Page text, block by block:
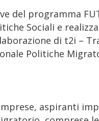
del programma
Sociali e
di t2i –
Politiche
aspiranti